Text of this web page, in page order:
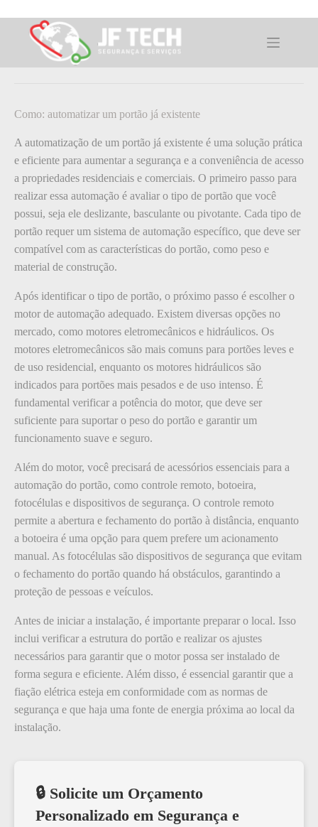
para
conteúdoComo: automatizar um portão já
existente.
Como: automatizar um portão já existente
A automatização de um portão já existente é uma solução prática
e eficiente para aumentar a segurança e a conveniência de acesso
a propriedades residenciais e comerciais. O primeiro passo para
realizar essa automação é avaliar o tipo de portão que você
possui, seja ele deslizante, basculante ou pivotante. Cada tipo de
portão requer um sistema de automação específico, que deve ser
compatível com as características do portão, como peso e
material de construção.
Após identificar o tipo de portão, o próximo passo é escolher o
motor de automação adequado. Existem diversas opções no
mercado, como motores eletromecânicos e hidráulicos. Os
motores eletromecânicos são mais comuns para portões leves e
de uso residencial, enquanto os motores hidráulicos são
indicados para portões mais pesados e de uso intenso. É
fundamental verificar a potência do motor, que deve ser
suficiente para suportar o peso do portão e garantir um
funcionamento suave e seguro.
Além do motor, você precisará de acessórios essenciais para a
automação do portão, como controle remoto, botoeira,
fotocélulas e dispositivos de segurança. O controle remoto
permite a abertura e fechamento do portão à distância, enquanto
a botoeira é uma opção para quem prefere um acionamento
manual. As fotocélulas são dispositivos de segurança que evitam
o fechamento do portão quando há obstáculos, garantindo a
proteção de pessoas e veículos.
Antes de iniciar a instalação, é importante preparar o local. Isso
inclui verificar a estrutura do portão e realizar os ajustes
necessários para garantir que o motor possa ser instalado de
forma segura e eficiente. Além disso, é essencial garantir que a
fiação elétrica esteja em conformidade com as normas de
segurança e que haja uma fonte de energia próxima ao local da
instalação.
🔒 Solicite um Orçamento
Personalizado em Segurança e